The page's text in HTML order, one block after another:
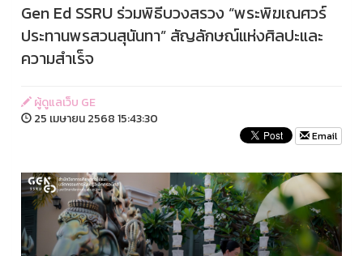
Gen Ed SSRU ร่วมพิธีบวงสรวง “พระพิฆเณศวร์
ประทานพรสวนสุนันทา” สัญลักษณ์แห่งศิลปะและ
ความสำเร็จ
ผู้ดูแลเว็บ GE
25 เมษายน 2568 15:43:30
Email